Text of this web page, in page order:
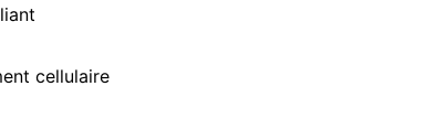
cellulaire